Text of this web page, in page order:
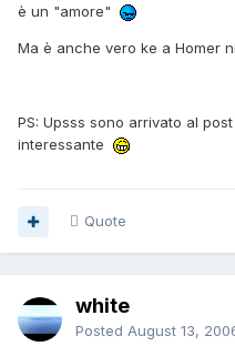
è un "amore"
Ma è anche vero ke a Homer
PS: Upsss sono arrivato al
interessante
Quote
white
Posted August 13,